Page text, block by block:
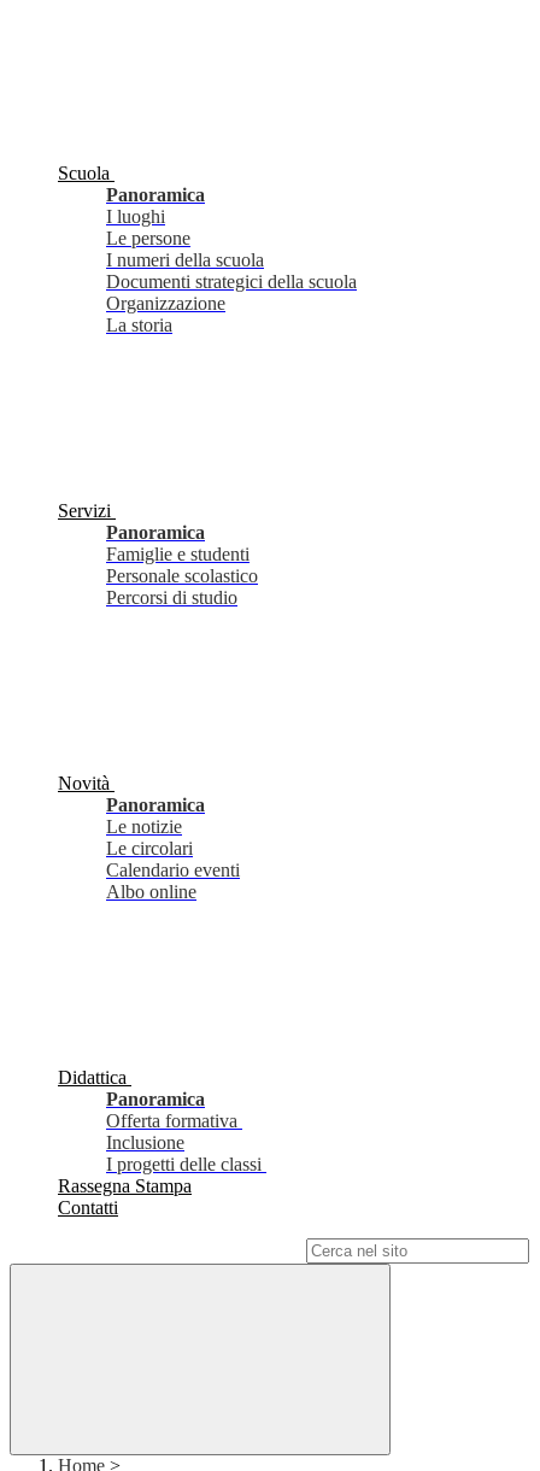
Scuola
Panoramica
I luoghi
Le persone
I numeri della scuola
Documenti strategici della scuola
Organizzazione
La storia
Servizi
Panoramica
Famiglie e studenti
Personale scolastico
Percorsi di studio
Novità
Panoramica
Le notizie
Le circolari
Calendario eventi
Albo online
Didattica
Panoramica
Offerta formativa
Inclusione
I progetti delle classi
Rassegna Stampa
Contatti
Home >